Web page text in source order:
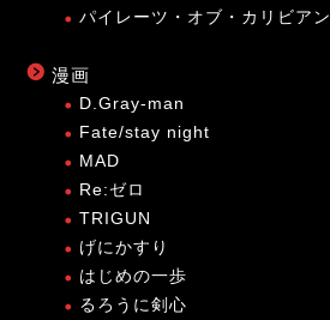
パイレーツ・オブ・カリビアン
漫画
D.Gray-man
Fate/stay night
MAD
Re:ゼロ
TRIGUN
げにかすり
はじめの一歩
るろうに剣心